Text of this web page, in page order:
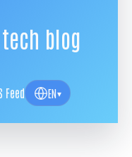
blog
Feed EN▾